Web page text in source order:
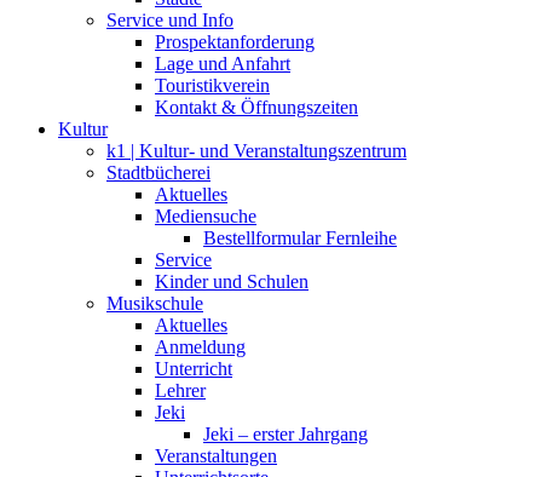
Service und Info
Prospektanforderung
Lage und Anfahrt
Touristikverein
Kontakt & Öffnungszeiten
Kultur
k1 | Kultur- und Veranstaltungszentrum
Stadtbücherei
Aktuelles
Mediensuche
Bestellformular Fernleihe
Service
Kinder und Schulen
Musikschule
Aktuelles
Anmeldung
Unterricht
Lehrer
Jeki
Jeki – erster Jahrgang
Veranstaltungen